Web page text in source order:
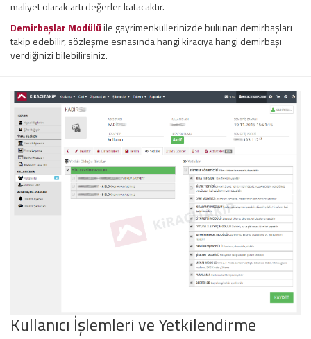
maliyet olarak artı değerler katacaktır.
Demirbaşlar Modülüile gayrimenkullerinizde bulunan demirbaşları
takip edebilir, sözleşme esnasında hangi kiracıya hangi demirbaşı
verdiğinizi bilebilirsiniz.
Kullanıcı İşlemleri ve Yetkilendirme